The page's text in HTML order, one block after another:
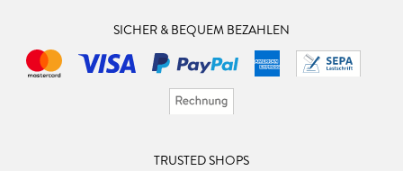
SICHER & BEQUEM BEZAHLEN
TRUSTED SHOPS